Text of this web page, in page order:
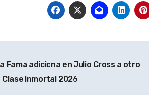
Fama adiciona en Julio Cross a otro
Clase Inmortal 2026